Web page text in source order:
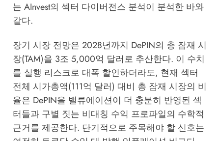
는 AInvest의 섹터 다이버전스 분석이 분석한 바와
같다.
장기 시장 전망은 2028년까지 DePIN의 총 잠재 시
장(TAM)을 3조 5,000억 달러로 추산한다. 이 수치
를 실행 리스크로 대폭 할인하더라도, 현재 섹터
전체 시가총액(111억 달러) 대비 총 잠재 시장의 비
율은 DePIN을 밸류에이션이 더 충분히 반영된 섹
터들과 구별 짓는 비대칭 수익 프로파일의 수학적
근거를 제공한다. 단기적으로 주목해야 할 신호는